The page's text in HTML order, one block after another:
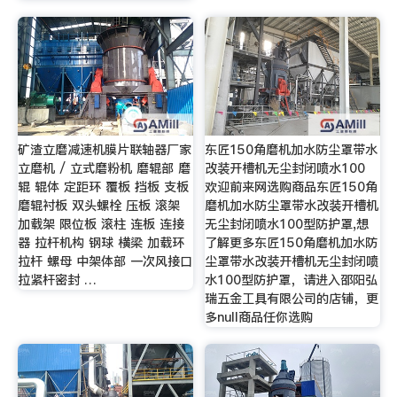
矿渣立磨减速机膜片联轴器厂家
立磨机 / 立式磨粉机 磨辊部 磨
辊 辊体 定距环 覆板 挡板 支板
磨辊衬板 双头螺栓 压板 滚架
加载架 限位板 滚柱 连板 连接
器 拉杆机构 钢球 横梁 加载环
拉杆 螺母 中架体部 一次风接口
拉紧杆密封 …
东匠150角磨机加水防尘罩带水
改装开槽机无尘封闭喷水100
欢迎前来网选购商品东匠150角
磨机加水防尘罩带水改装开槽机
无尘封闭喷水100型防护罩,想
了解更多东匠150角磨机加水防
尘罩带水改装开槽机无尘封闭喷
水100型防护罩，请进入邵阳弘
瑞五金工具有限公司的店铺，更
多null商品任你选购